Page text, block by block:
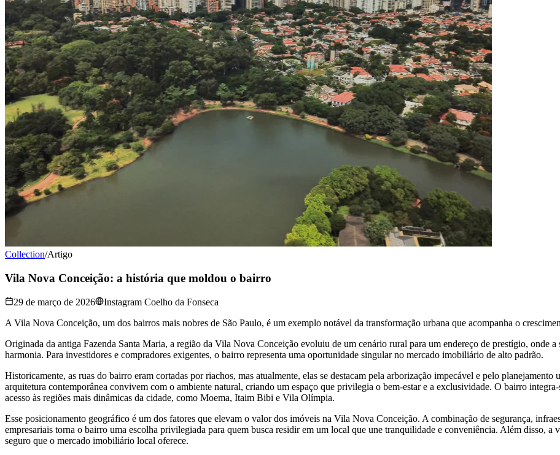
Collection/Artigo
Vila Nova Conceição: a história que moldou o bairro
29 de março de 2026
Instagram Coelho da Fonseca
A Vila Nova Conceição, um dos bairros mais nobres de São Paulo, é um exemplo notável da transformação urbana que acompanha o
Originada da antiga Fazenda Santa Maria, a região da Vila Nova Conceição evoluiu de um cenário rural para um endereço de prestígio, onde
harmonia. Para investidores e compradores exigentes, o bairro representa uma oportunidade singular no mercado imobiliário de alto padrão.
Historicamente, as ruas do bairro eram cortadas por riachos, mas atualmente, elas se destacam pela arborização impecável e pelo planejamento
arquitetura contemporânea convivem com o ambiente natural, criando um espaço que privilegia o bem-estar e a exclusividade. O bairro
acesso às regiões mais dinâmicas da cidade, como Moema, Itaim Bibi e Vila Olímpia.
Esse posicionamento geográfico é um dos fatores que elevam o valor dos imóveis na Vila Nova Conceição. A combinação de segurança,
empresariais torna o bairro uma escolha privilegiada para quem busca residir em um local que une tranquilidade e conveniência. Além disso,
seguro que o mercado imobiliário local oferece.